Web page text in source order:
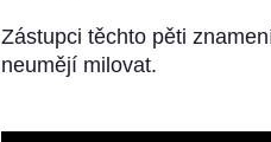
Zástupci těchto pěti
neumějí milovat.